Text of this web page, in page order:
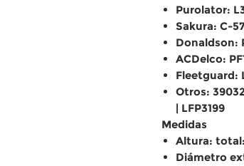
Purolator:
Sakura: C-
Donaldson:
ACDelco:
Fleetguard:
Otros:
| LFP3199
Medidas
Altura: total:
Diámetro